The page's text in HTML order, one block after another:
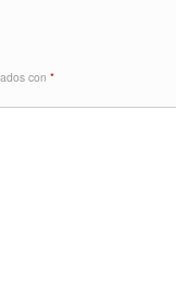
con *